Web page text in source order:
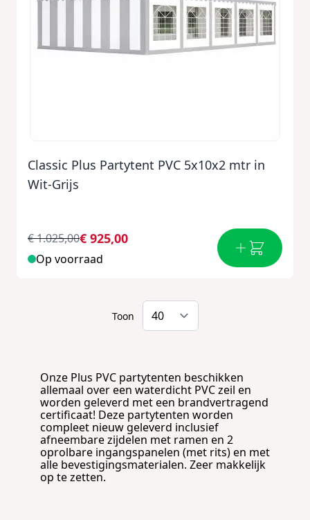
Classic Plus Partytent PVC 5x10x2 mtr in
Wit-Grijs
€ 925,00
€ 1.025,00
Op voorraad
Toon
Onze Plus PVC partytenten beschikken
allemaal over een waterdicht PVC zeil en
worden geleverd met een brandvertragend
certificaat! Deze partytenten worden
compleet nieuw geleverd inclusief
afneembare zijdelen met ramen en 2
oprolbare ingangspanelen (met rits) en met
alle bevestigingsmaterialen. Zeer makkelijk
op te zetten.